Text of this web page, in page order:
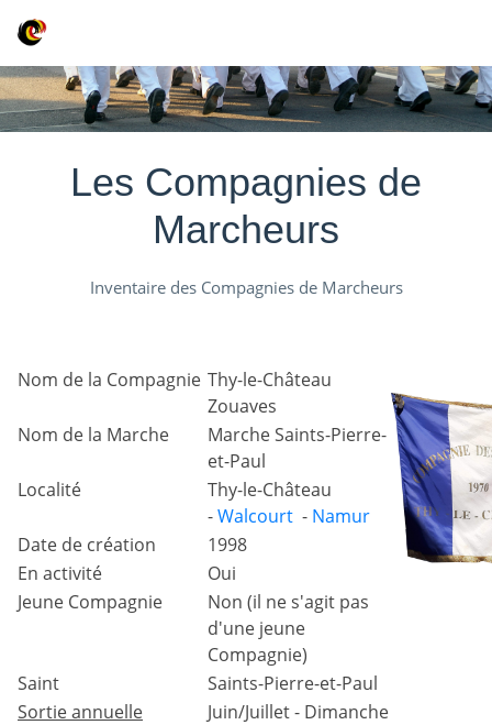
Les Compagnies de
Marcheurs
Inventaire des Compagnies de Marcheurs
Nom de la Compagnie Thy-le-Château
Zouaves
Nom de la Marche
Marche Saints-Pierre-
et-Paul
Localité
Thy-le-Château
-Walcourt - Namur
Date de création
1998
En activité
Oui
Jeune Compagnie
Non (il ne s'agit pas
d'une jeune
Compagnie)
Saint
Saints-Pierre-et-Paul
Sortie annuelle
Juin/Juillet - Dimanche